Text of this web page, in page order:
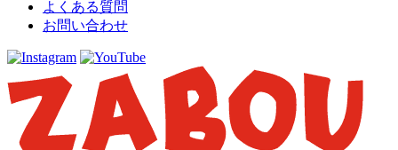
よくある質問
お問い合わせ